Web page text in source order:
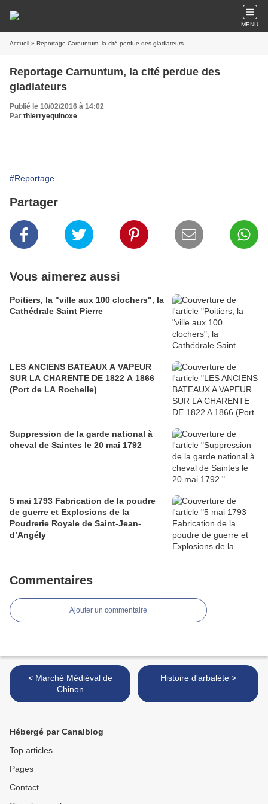
MENU
Accueil » Reportage Carnuntum, la cité perdue des gladiateurs
Reportage Carnuntum, la cité perdue des
gladiateurs
Publié le 10/02/2016 à 14:02
Par thierryequinoxe
#Reportage
Partager
Vous aimerez aussi
Poitiers, la "ville aux 100 clochers", la
Cathédrale Saint Pierre
LES ANCIENS BATEAUX A VAPEUR
SUR LA CHARENTE DE 1822 A 1866
(Port de LA Rochelle)
Suppression de la garde national à
cheval de Saintes le 20 mai 1792
5 mai 1793 Fabrication de la poudre
de guerre et Explosions de la
Poudrerie Royale de Saint-Jean-
d’Angély
Commentaires
Ajouter un commentaire
< Marché Médiéval de
Chinon
Histoire d'arbalète >
Hébergé par Canalblog
Top articles
Pages
Contact